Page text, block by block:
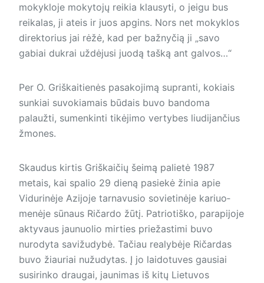
mokykloje mokytojų reikia klausyti, o jeigu bus
reikalas, ji ateis ir juos apgins. Nors net mokyklos
direktorius jai rėžė, kad per bažnyčią ji „savo
gabiai dukrai uždėjusi juodą tašką ant galvos…“
Per O. Griškaitienės pasakojimą supranti, kokiais
sunkiai suvokiamais būdais buvo bandoma
palaužti, sumenkinti tikėjimo vertybes liudijančius
žmones.
Skaudus kirtis Griškaičių šeimą palietė 1987
metais, kai spalio 29 dieną pasiekė žinia apie
Vidurinėje Azijoje tarnavusio sovietinėje ka­riuo­
menėje sūnaus Ričardo žūtį. Patriotiško, parapijoje
aktyvaus jau­nuolio mirties priežastimi buvo
nurodyta savižudybė. Tačiau realybėje Ričardas
buvo žiauriai nužudytas. Į jo laidotuves gausiai
susirinko draugai, jaunimas iš kitų Lietuvos